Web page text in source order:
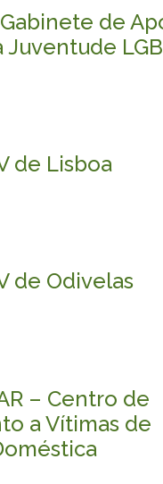
de
Juventude
de Lisboa
de Odivelas
– Centro de
a Vítimas de